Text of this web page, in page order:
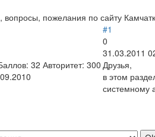
пожелания по сайту
32 Авторитет: 300
#1
0
31.03.2011
Друзья,
в этом
системному